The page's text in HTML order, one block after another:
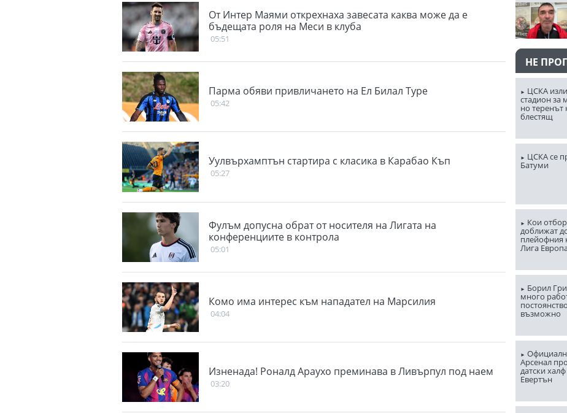
От Интер Маями открехнаха завесата каква може да е
бъдещата роля на Меси в клуба
05:51
Парма обяви привличането на Ел Билал Туре
05:42
Уулвърхамптън стартира с класика в Карабао Къп
05:27
Фулъм допусна обрат от носителя на Лигата на
конференциите в контрола
05:01
Комо има интерес към нападател на Марсилия
04:04
Изненада! Роналд Араухо преминава в Ливърпул под наем
03:20
НЕ
ЦСКА
стадион за
но теренът
блестящ
ЦСКА се
Батуми
Кои
доближат
плейофния
Лига
Борил
много
възможно
Арсенал
датски
Евертън